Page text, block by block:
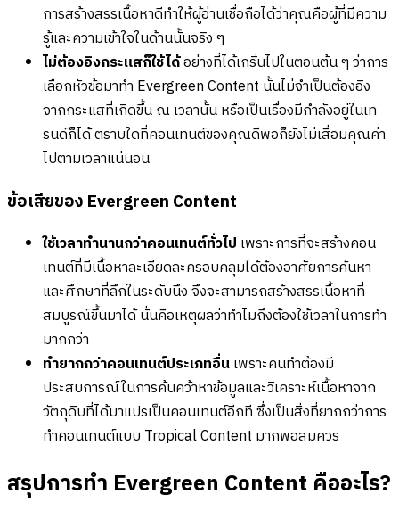
การสร้างสรรเนื้อหาดีทำให้ผู้อ่านเชื่อถือได้ว่าคุณคือผู้ที่มีความ
รู้และความเข้าใจในด้านนั้นจริง ๆ
ไม่ต้องอิงกระแสก็ใช้ได้อย่างที่ได้เกริ่นไปในตอนต้น ๆ ว่าการ
เลือกหัวข้อมาทำ Evergreen Content นั้นไม่จำเป็นต้องอิง
จากกระแสที่เกิดขึ้น ณ เวลานั้น หรือเป็นเรื่องมีกำลังอยู่ในเท
รนด์ก็ได้ ตราบใดที่คอนเทนต์ของคุณดีพอก็ยังไม่เสื่อมคุณค่า
ไปตามเวลาแน่นอน
ข้อเสียของ Evergreen Content
ใช้เวลาทำนานกว่าคอนเทนต์ทั่วไป เพราะการที่จะสร้างคอน
เทนต์ที่มีเนื้อหาละเอียดละครอบคลุมได้ต้องอาศัยการค้นหา
และศึกษาที่ลึกในระดับนึง จึงจะสามารถสร้างสรรเนื้อหาที่
สมบูรณ์ขึ้นมาได้ นั่นคือเหตุผลว่าทำไมถึงต้องใช้เวลาในการทำ
มากกว่า
ทำยากกว่าคอนเทนต์ประเภทอื่นเพราะคนทำต้องมี
ประสบการณ์ในการค้นคว้าหาข้อมูลและวิเคราะห์เนื้อหาจาก
วัตถุดิบที่ได้มาแปรเป็นคอนเทนต์อีกที ซึ่งเป็นสิ่งที่ยากกว่าการ
ทำคอนเทนต์แบบ Tropical Content มากพอสมควร
สรุปการทำ Evergreen Content คืออะไร?